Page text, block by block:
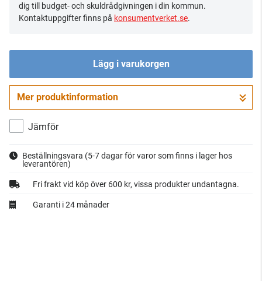
dig till budget- och skuldrådgivningen i din kommun.
Kontaktuppgifter finns på konsumentverket.se.
Lägg i varukorgen
Gå till kassan
Mer produktinformation
Jämför
Beställningsvara (5-7 dagar för varor som finns i lager hos
leverantören)
Fri frakt vid köp över 600 kr, vissa produkter undantagna.
Garanti i 24 månader